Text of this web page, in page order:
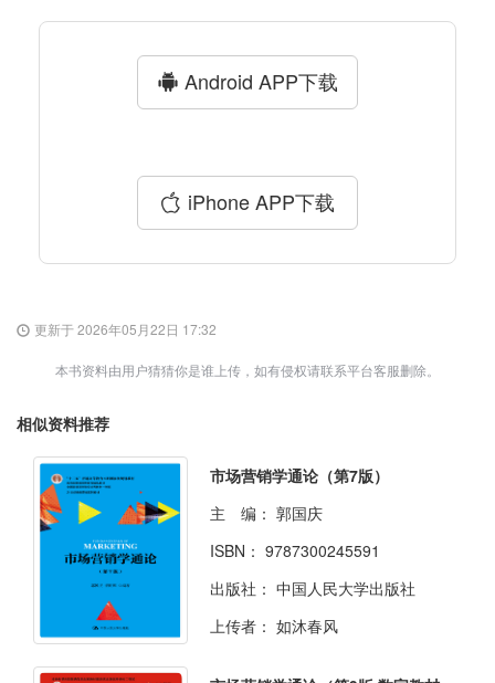
Android APP下载
iPhone APP下载
更新于 2026年05月22日 17:32
本书资料由用户猜猜你是谁上传，如有侵权请联系平台客服删除。
相似资料推荐
市场营销学通论（第7版）
主 编： 郭国庆
ISBN： 9787300245591
出版社： 中国人民大学出版社
上传者： 如沐春风